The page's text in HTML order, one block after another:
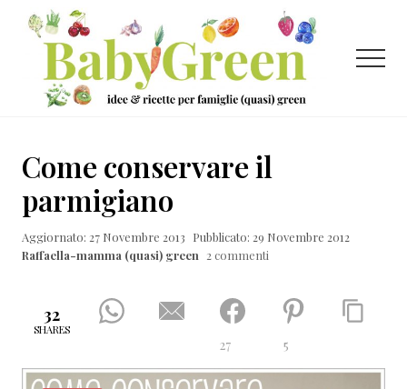
Menu
Passa
contenuto
principale
Passa
laterale
primaria
Passa
ricette
per
famiglie
Menu
Come conservare il
parmigiano
Aggiornato: 27 Novembre 2013 Pubblicato: 29 Novembre 2012
Raffaella-mamma (quasi) green 2 commenti
32
SHARES
27 5